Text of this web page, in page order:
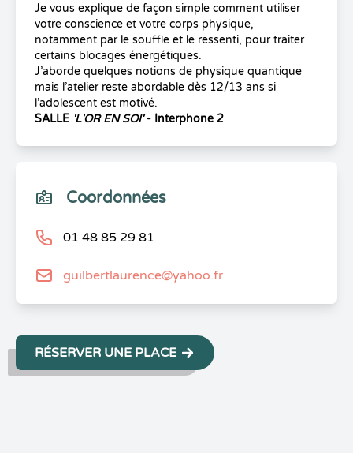
Je vous explique de façon simple comment utiliser
votre conscience et votre corps physique,
notamment par le souffle et le ressenti, pour traiter
certains blocages énergétiques.
J’aborde quelques notions de physique quantique
mais l’atelier reste abordable dès 12/13 ans si
l’adolescent est motivé.
SALLE 'L'OR EN SOI'- Interphone 2
Coordonnées
01 48 85 29 81
guilbertlaurence@yahoo.fr
RÉSERVER UNE PLACE